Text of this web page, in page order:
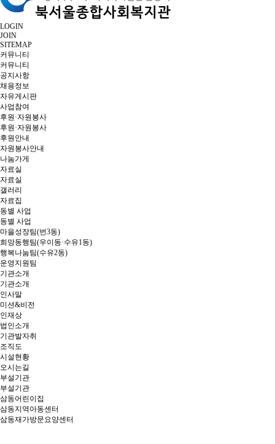
LOGIN
JOIN
SITEMAP
커뮤니티
커뮤니티
공지사항
채용정보
자유게시판
사업참여
후원·자원봉사
후원·자원봉사
후원안내
자원봉사안내
나눔가게
자료실
자료실
갤러리
자료집
동별 사업
동별 사업
마을성장팀(번3동)
희망동행팀(우이동·수유1동)
행복나눔팀(수유2동)
운영지원팀
기관소개
기관소개
인사말
미션&비전
인재상
법인소개
기관발자취
조직도
시설현황
오시는길
부설기관
부설기관
삼동어린이집
삼동지역아동센터
삼동재가방문요양센터